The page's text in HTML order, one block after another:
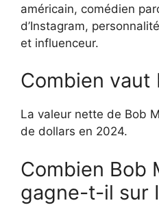
américain, comédien
d’Instagram,
et influenceur.
Combien vaut
La valeur nette de Bob
de dollars en 2024.
Combien Bob
gagne-t-il sur